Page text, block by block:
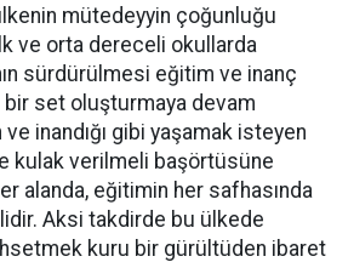
mütedeyyin çoğunluğu
ve orta dereceli okullarda
sürdürülmesi eğitim ve inanç
set oluşturmaya devam
inandığı gibi yaşamak isteyen
kulak verilmeli başörtüsüne
alanda, eğitimin her safhasında
Aksi takdirde bu ülkede
kuru bir gürültüden ibaret